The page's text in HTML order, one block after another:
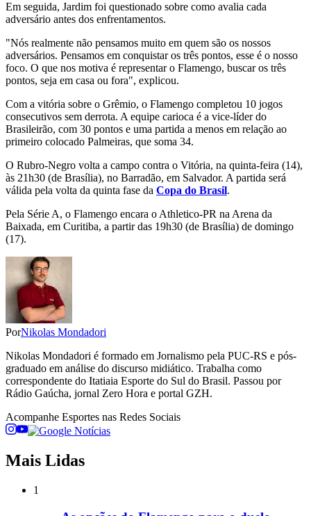
Em seguida, Jardim foi questionado sobre como avalia cada
adversário antes dos enfrentamentos.
"Nós realmente não pensamos muito em quem são os nossos
adversários. Pensamos em conquistar os três pontos, esse é o nosso
foco. O que nos motiva é representar o Flamengo, buscar os três
pontos, seja em casa ou fora", explicou.
Com a vitória sobre o Grêmio, o Flamengo completou 10 jogos
consecutivos sem derrota. A equipe carioca é a vice-líder do
Brasileirão, com 30 pontos e uma partida a menos em relação ao
primeiro colocado Palmeiras, que soma 34.
O Rubro-Negro volta a campo contra o Vitória, na quinta-feira (14),
às 21h30 (de Brasília), no Barradão, em Salvador. A partida será
válida pela volta da quinta fase da Copa do Brasil.
Pela Série A, o Flamengo encara o Athletico-PR na Arena da
Baixada, em Curitiba, a partir das 19h30 (de Brasília) de domingo
(17).
PorNikolas Mondadori
Nikolas Mondadori é formado em Jornalismo pela PUC-RS e pós-
graduado em análise do discurso midiático. Trabalha como
correspondente do Itatiaia Esporte do Sul do Brasil. Passou por
Rádio Gaúcha, jornal Zero Hora e portal GZH.
Acompanhe Esportes nas Redes Sociais
Mais Lidas
1